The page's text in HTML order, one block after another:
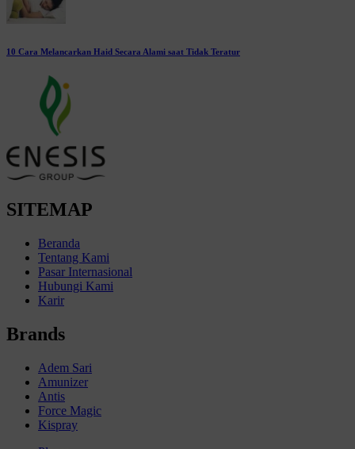
10 Cara Melancarkan Haid Secara Alami saat Tidak Teratur
SITEMAP
Beranda
Tentang Kami
Pasar Internasional
Hubungi Kami
Karir
Brands
Adem Sari
Amunizer
Antis
Force Magic
Kispray